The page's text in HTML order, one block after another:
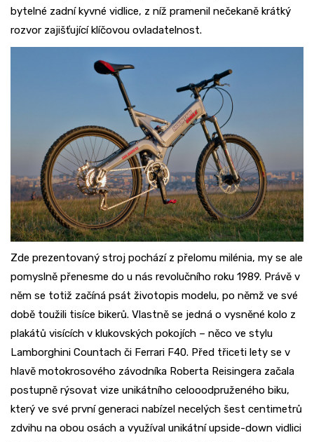
bytelné zadní kyvné vidlice, z níž pramenil nečekaně krátký
rozvor zajišťující klíčovou ovladatelnost.
Zde prezentovaný stroj pochází z přelomu milénia, my se ale
pomyslně přenesme do u nás revolučního roku 1989. Právě v
něm se totiž začíná psát životopis modelu, po němž ve své
době toužili tisíce bikerů. Vlastně se jedná o vysněné kolo z
plakátů visících v klukovských pokojích – něco ve stylu
Lamborghini Countach či Ferrari F40. Před třiceti lety se v
hlavě motokrosového závodníka Roberta Reisingera začala
postupně rýsovat vize unikátního celooodpruženého biku,
který ve své první generaci nabízel necelých šest centimetrů
zdvihu na obou osách a využíval unikátní upside-down vidlici